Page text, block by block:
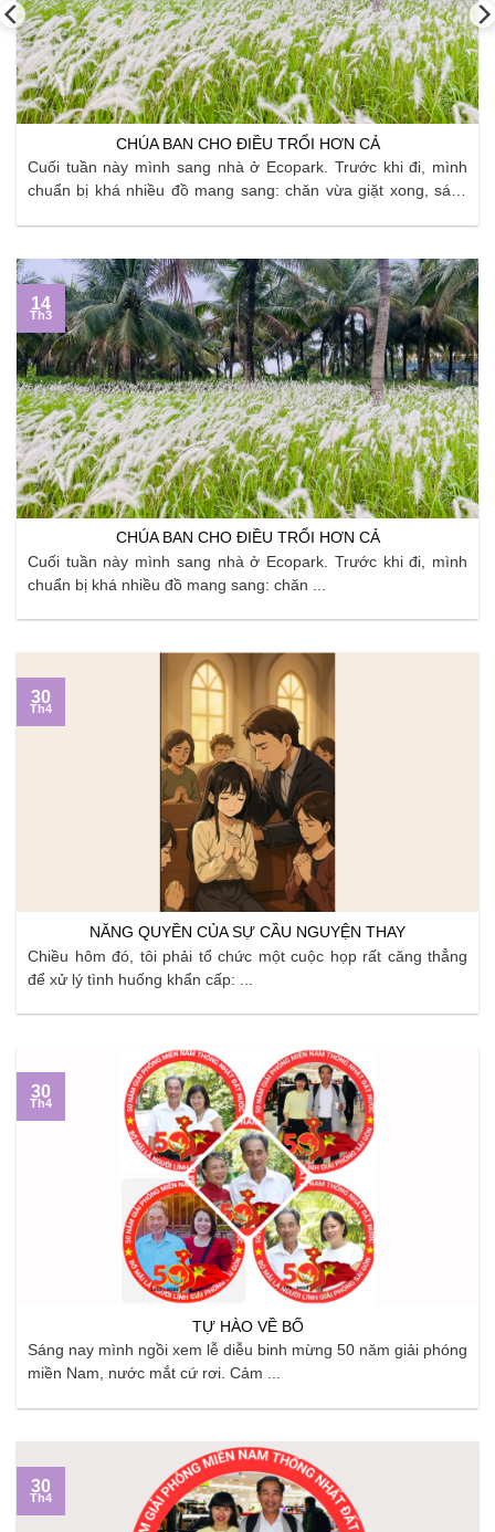
CHÚA BAN CHO ĐIỀU TRỔI HƠN CẢ
tuần này mình sang nhà ở Ecopark. Trước khi đi, mình
bị khá nhiều đồ mang sang: chăn vừa giặt xong, sách
CHÚA BAN CHO ĐIỀU TRỔI HƠN CẢ
Cuối tuần này mình sang nhà ở Ecopark. Trước khi đi, mình
chuẩn bị khá nhiều đồ mang sang: chăn ...
14
Th3
NĂNG QUYỀN CỦA SỰ CẦU NGUYỆN THAY
Chiều hôm đó, tôi phải tổ chức một cuộc họp rất căng thẳng
để xử lý tình huống khẩn cấp: ...
30
Th4
TỰ HÀO VỀ BỐ
Sáng nay mình ngồi xem lễ diễu binh mừng 50 năm giải phóng
miền Nam, nước mắt cứ rơi. Cảm ...
30
Th4
30
Th4